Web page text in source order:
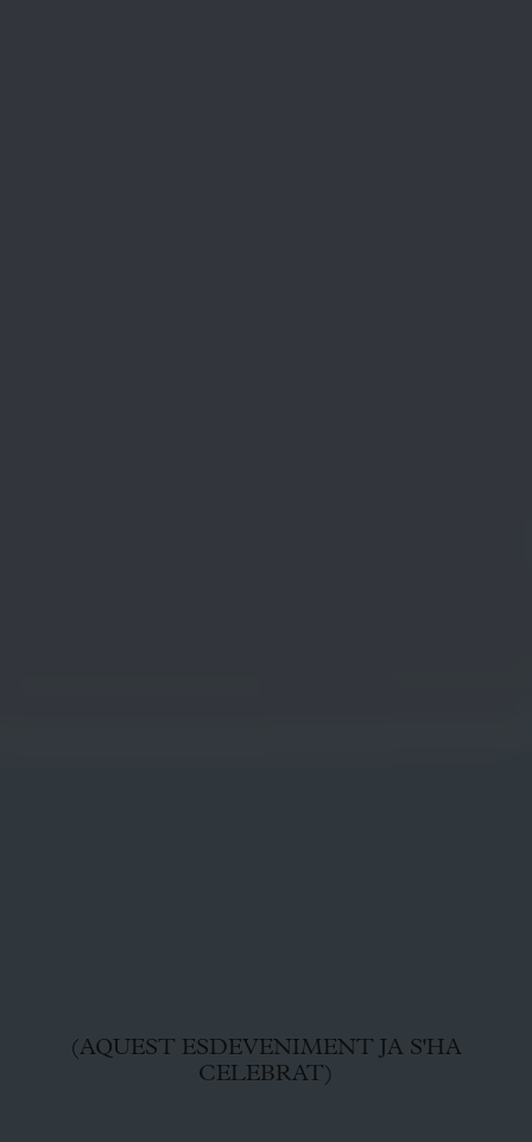
(AQUEST ESDEVENIMENT JA S'HA
CELEBRAT)